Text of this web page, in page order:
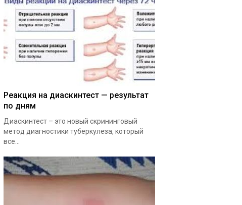
Реакция на диаскинтест — результат
по дням
Диаскинтест – это новый скрининговый
метод диагностики туберкулеза, который
все...